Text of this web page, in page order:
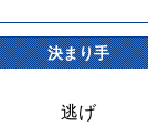
決まり手
逃げ